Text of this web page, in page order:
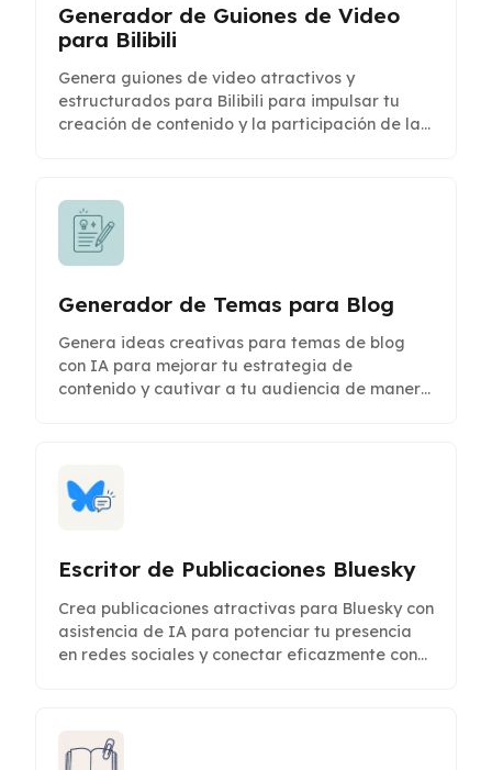
Generador de Guiones de Video
para Bilibili
Genera guiones de video atractivos y
estructurados para Bilibili para impulsar tu
creación de contenido y la participación de la
Generador de Temas para Blog
Genera ideas creativas para temas de blog
con IA para mejorar tu estrategia de
contenido y cautivar a tu audiencia de manera
Escritor de Publicaciones Bluesky
Crea publicaciones atractivas para Bluesky con
asistencia de IA para potenciar tu presencia
en redes sociales y conectar eficazmente con